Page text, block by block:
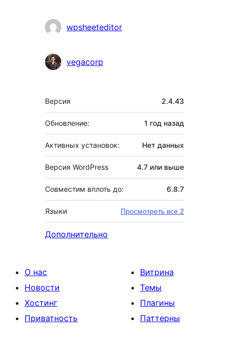
wpsheeteditor
vegacorp
Мета
Версия 2.4.43
Обновление: 1 год назад
Активных установок: Нет данных
Версия WordPress 4.7 или выше
Совместим вплоть до: 6.8.7
Языки Просмотреть все 2
Дополнительно
О нас
Новости
Хостинг
Приватность
Витрина
Темы
Плагины
Паттерны